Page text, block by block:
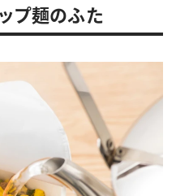
プ麺のふた